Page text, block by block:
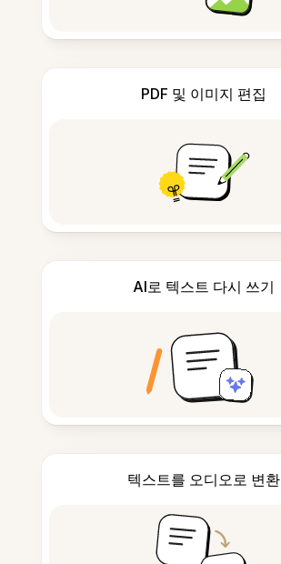
PDF 및 이미지 편집
AI로 텍스트 다시 쓰기
텍스트를 오디오로 변환